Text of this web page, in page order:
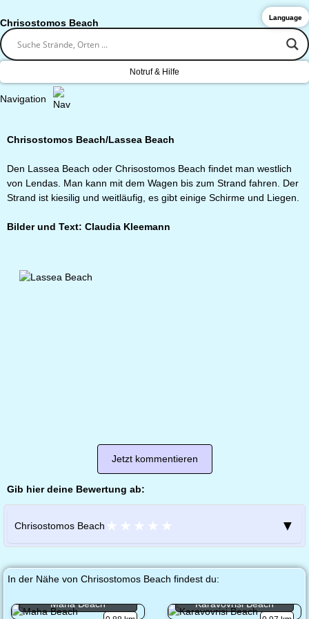
Chrisostomos Beach
Notruf & Hilfe
Navigation
Chrisostomos Beach/Lassea Beach
Den Lassea Beach oder Chrisostomos Beach findet man westlich
von Lendas. Man kann mit dem Wagen bis zum Strand fahren. Der
Strand ist kiesilig und weitläufig, es gibt einige Schirme und Liegen.
Bilder und Text: Claudia Kleemann
Jetzt kommentieren
Gib hier deine Bewertung ab:
Chrisostomos Beach ★ ★ ★ ★ ★ ▼
In der Nähe von Chrisostomos Beach findest du:
Maha Beach Karavovrisi Beach
Language